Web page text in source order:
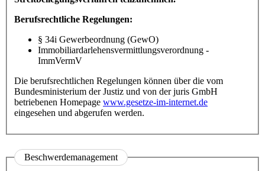
Berufsrechtliche Regelungen:
§ 34i Gewerbeordnung (GewO)
Immobiliardarlehensvermittlungsverordnung -
ImmVermV
Die berufsrechtlichen Regelungen können über die vom
Bundesministerium der Justiz und von der juris GmbH
betriebenen Homepage www.gesetze-im-internet.de
eingesehen und abgerufen werden.
Beschwerdemanagement